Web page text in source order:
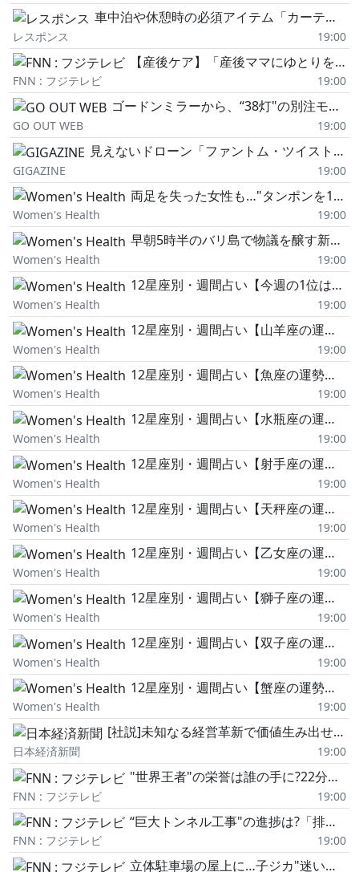
車中泊や休憩時の必須アイテム「カーテン」、用途や好みに応じて選べる新作、続々登場![特選カーアクセサリー名鑑]
レスポンス 19:00
【産後ケア】「産後ママにゆとりを」ヘアカット・カラーにアロマトリートメントも!“ママ助産師"考案の新たな産後サポートサービス
FNN : フジテレビ 19:00
ゴードンミラーから、“38灯"の別注モデルが登場。マットブラックボディにロゴをオンしたシンプルデザイン。
GO OUT WEB 19:00
見えないドローン「ファントム・ツイスト」、本体ごと高速回転して姿を消しつつ飛行可能
GIGAZINE 19:00
両足を失った女性も…"タンポンを1カ月半入れっぱなし"で「トキシックショック症候群」に。女性が語った後悔と異変。
Women's Health 19:00
早朝5時半のバリ島で物議を醸す新感覚の朝活「サイレント・ディスコ・ラン」が話題に
Women's Health 19:00
12星座別・週間占い【今週の1位は獅子座!】8/10〜8/16
Women's Health 19:00
12星座別・週間占い【山羊座の運勢】8/10~8/16
Women's Health 19:00
12星座別・週間占い【魚座の運勢】8/10~8/16
Women's Health 19:00
12星座別・週間占い【水瓶座の運勢】8/10~8/16
Women's Health 19:00
12星座別・週間占い【射手座の運勢】8/10~8/16
Women's Health 19:00
12星座別・週間占い【天秤座の運勢】8/10~8/16
Women's Health 19:00
12星座別・週間占い【乙女座の運勢】8/10~8/16
Women's Health 19:00
12星座別・週間占い【獅子座の運勢】8/10~8/16
Women's Health 19:00
12星座別・週間占い【双子座の運勢】8/10~8/16
Women's Health 19:00
12星座別・週間占い【蟹座の運勢】8/10~8/16
Women's Health 19:00
[社説]未知なる経営革新で価値生み出せ(AIと生きる)
日本経済新聞 19:00
"世界王者"の栄誉は誰の手に?22分間で磯ガニ30匹!『世界磯ガニ釣り選手権』個人の部と団体の部で計133人参加→団体優勝した札幌市の家族は…「生まれて今までで一番幸せです!」〈北海道留萌市〉
FNN : フジテレビ 19:00
“巨大トンネル工事"の進捗は?「排水能力が追いついていない」大雨で“道路冠水"の新潟市 被害軽減へ雨水流す
FNN : フジテレビ 19:00
立体駐車場の屋上に…子ジカ"迷い込む“車の横でじっと動かず→2日間残ったままか→警察が見守る事態に―札幌市は「駐車場の外に出て行くまで静観」〈北海道札幌市〉